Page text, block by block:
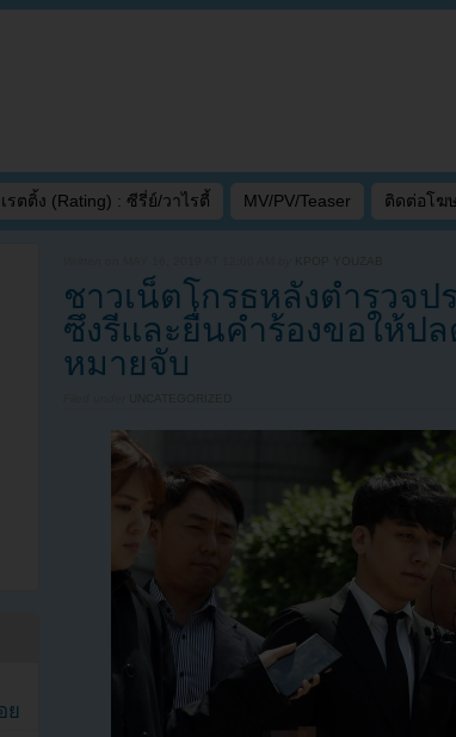
เรตติ้ง (Rating) : ซีรี่ย์/วาไรตี้ MV/PV/Teaser ติดต่อโฆ
KPOP YOUZAB
ชาวเน็ตโกรธหลังตำรวจ
ซึงรีและยื่นคำร้องขอให้ป
หมายจับ
UNCATEGORIZED
ย